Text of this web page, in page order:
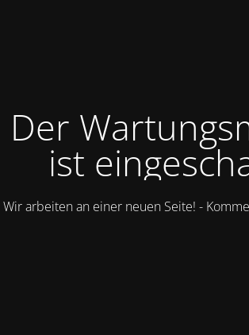
Der
ist
Wir arbeiten an einer neuen Seite! -